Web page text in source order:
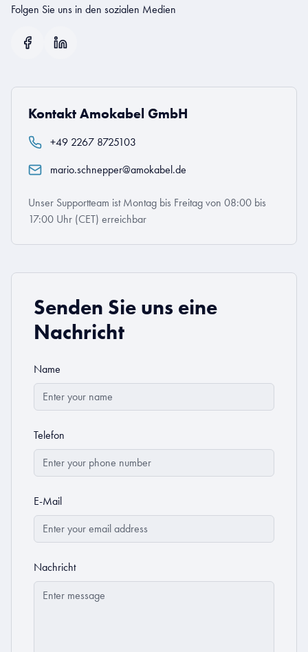
Folgen Sie uns in den sozialen Medien
Kontakt Amokabel GmbH
+49 2267 8725103
mario.schnepper@amokabel.de
Unser Supportteam ist Montag bis Freitag von 08:00 bis
17:00 Uhr (CET) erreichbar
Senden Sie uns eine
Nachricht
Name
Telefon
E-Mail
Nachricht